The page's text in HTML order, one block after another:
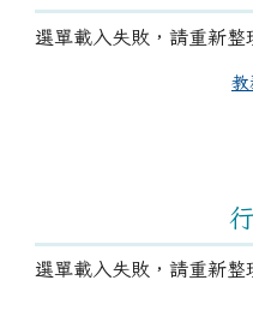
選單載入失敗，請重新整
教
選單載入失敗，請重新整